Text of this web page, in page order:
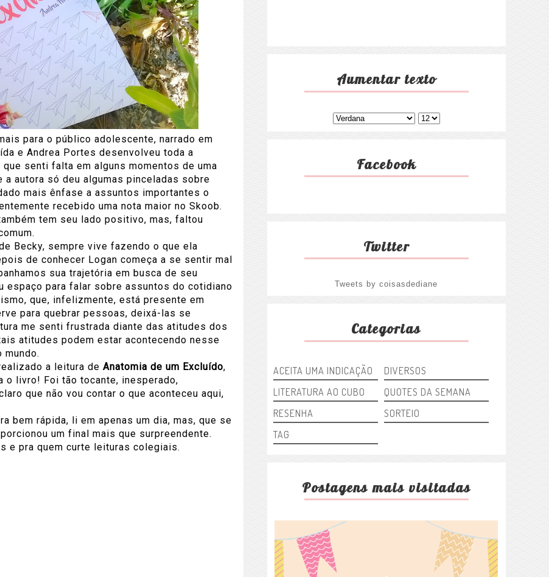
para o público adolescente, narrado em
e Andrea Portes desenvolveu toda a
senti falta em alguns momentos de uma
autora só deu algumas pinceladas sobre
mais ênfase a assuntos importantes o
recebido uma nota maior no Skoob.
tem seu lado positivo, mas, faltou
Becky, sempre vive fazendo o que ela
de conhecer Logan começa a se sentir mal
sua trajetória em busca de seu
espaço para falar sobre assuntos do cotidiano
que, infelizmente, está presente em
para quebrar pessoas, deixá-las se
me senti frustrada diante das atitudes dos
atitudes podem estar acontecendo nesse
mundo.
a leitura de Anatomia de um Excluído,
o livro! Foi tão tocante, inesperado,
que não vou contar o que aconteceu aqui,
bem rápida, li em apenas um dia, mas, que se
um final mais que surpreendente.
e pra quem curte leituras colegiais.
Aumentar texto
Facebook
Twitter
Tweets by coisasdediane
Categorias
ACEITA UMA INDICAÇÃO
DIVERSOS
LITERATURA AO CUBO
QUOTES DA SEMANA
RESENHA
SORTEIO
TAG
Postagens mais visitadas